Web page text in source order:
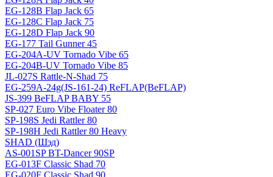
EG-128B Flap Jack 65
EG-128C Flap Jack 75
EG-128D Flap Jack 90
EG-177 Tail Gunner 45
EG-204A-UV Tornado Vibe 65
EG-204B-UV Tornado Vibe 85
JL-027S Rattle-N-Shad 75
EG-259A-24g(JS-161-24) ReFLAP(BeFLAP)
JS-399 BeFLAP BABY 55
SP-027 Euro Vibe Floater 80
SP-198S Jedi Rattler 80
SP-198H Jedi Rattler 80 Heavy
SHAD (Шэд)
AS-001SP BT-Dancer 90SP
EG-013F Classic Shad 70
EG-020F Classic Shad 90